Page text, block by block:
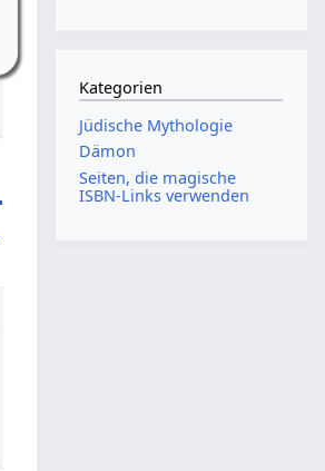
Kategorien
Jüdische Mythologie
Dämon
Seiten, die magische
ISBN-Links verwenden